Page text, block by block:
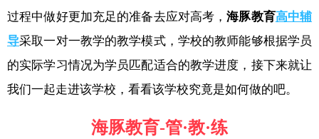
过程中做好更加充足的准备去应对高考，海豚教育高中辅
导采取一对一教学的教学模式，学校的教师能够根据学员
的实际学习情况为学员匹配适合的教学进度，接下来就让
我们一起走进该学校，看看该学校究竟是如何做的吧。
海豚教育-管·教·练